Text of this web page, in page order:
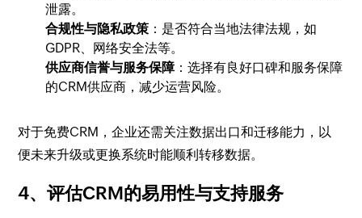
泄露。
合规性与隐私政策 ：是否符合当地法律法规，如
GDPR、网络安全法等。
供应商信誉与服务保障：选择有良好口碑和服务保障
的CRM供应商，减少运营风险。
对于免费CRM，企业还需关注数据出口和迁移能力，以
便未来升级或更换系统时能顺利转移数据。
4、评估CRM的易用性与支持服务